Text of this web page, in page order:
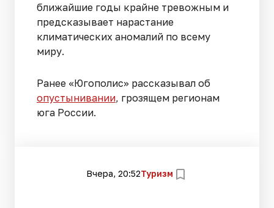
ближайшие годы крайне тревожным и
предсказывает нарастание
климатических аномалий по всему
миру.
Ранее «Югополис» рассказывал об
опустынивании, грозящем регионам
юга России.
Вчера, 20:52Туризм